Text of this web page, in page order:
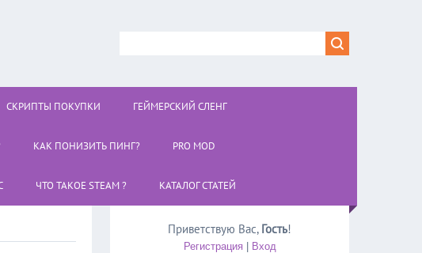
СКРИПТЫ ПОКУПКИ ГЕЙМЕРСКИЙ СЛЕНГ
КАК ПОНИЗИТЬ ПИНГ? PRO MOD
ЧТО ТАКОЕ STEAM ? КАТАЛОГ СТАТЕЙ
Приветствую Вас, Гость!
Регистрация| Вход